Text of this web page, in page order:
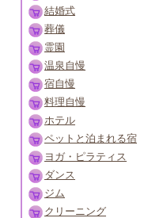
結婚式
葬儀
霊園
温泉自慢
宿自慢
料理自慢
ホテル
ペットと泊まれる宿
ヨガ・ピラティス
ダンス
ジム
クリーニング